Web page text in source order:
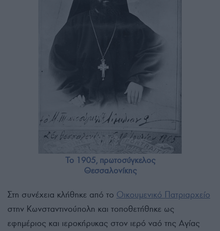
Το 1905, πρωτοσύγκελος
Θεσσαλονίκης
Στη συνέχεια κλήθηκε από το Οικουμενικό Πατριαρχείο
στην Κωνσταντινούπολη και τοποθετήθηκε ως
εφημέριος και ιεροκήρυκας στον ιερό ναό της Αγίας